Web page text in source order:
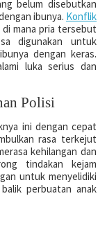
belum disebutkan
ibunya. Konflik
mana pria tersebut
digunakan untuk
dengan keras.
luka serius dan
Polisi
ini dengan cepat
rasa terkejut
kehilangan dan
tindakan kejam
untuk menyelidiki
perbuatan anak